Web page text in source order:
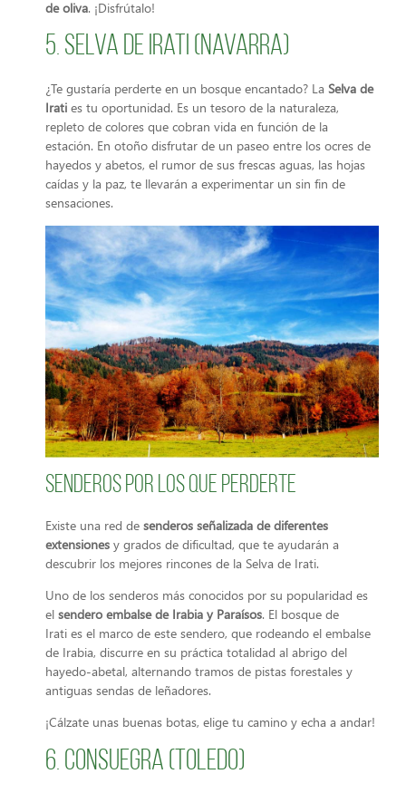
de oliva. ¡Disfrútalo!
5. Selva de Irati (Navarra)
¿Te gustaría perderte en un bosque encantado? La Selva de
Irati es tu oportunidad. Es un tesoro de la naturaleza,
repleto de colores que cobran vida en función de la
estación. En otoño disfrutar de un paseo entre los ocres de
hayedos y abetos, el rumor de sus frescas aguas, las hojas
caídas y la paz, te llevarán a experimentar un sin fin de
sensaciones.
Senderos por los que perderte
Existe una red de senderos señalizada de diferentes
extensiones y grados de dificultad, que te ayudarán a
descubrir los mejores rincones de la Selva de Irati.
Uno de los senderos más conocidos por su popularidad es
el sendero embalse de Irabia y Paraísos. El bosque de
Irati es el marco de este sendero, que rodeando el embalse
de Irabia, discurre en su práctica totalidad al abrigo del
hayedo-abetal, alternando tramos de pistas forestales y
antiguas sendas de leñadores.
¡Cálzate unas buenas botas, elige tu camino y echa a andar!
6. Consuegra (Toledo)